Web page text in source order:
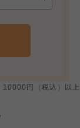
10000円（税込）以上